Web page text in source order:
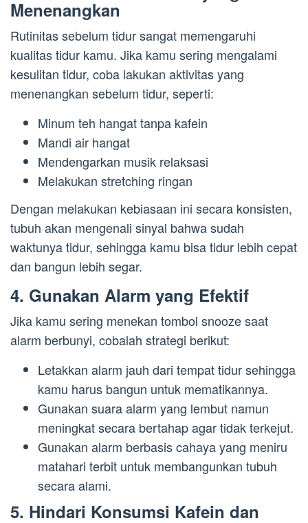
Menenangkan
Rutinitas sebelum tidur sangat memengaruhi
kualitas tidur kamu. Jika kamu sering mengalami
kesulitan tidur, coba lakukan aktivitas yang
menenangkan sebelum tidur, seperti:
Minum teh hangat tanpa kafein
Mandi air hangat
Mendengarkan musik relaksasi
Melakukan stretching ringan
Dengan melakukan kebiasaan ini secara konsisten,
tubuh akan mengenali sinyal bahwa sudah
waktunya tidur, sehingga kamu bisa tidur lebih cepat
dan bangun lebih segar.
4. Gunakan Alarm yang Efektif
Jika kamu sering menekan tombol snooze saat
alarm berbunyi, cobalah strategi berikut:
Letakkan alarm jauh dari tempat tidur sehingga
kamu harus bangun untuk mematikannya.
Gunakan suara alarm yang lembut namun
meningkat secara bertahap agar tidak terkejut.
Gunakan alarm berbasis cahaya yang meniru
matahari terbit untuk membangunkan tubuh
secara alami.
5. Hindari Konsumsi Kafein dan